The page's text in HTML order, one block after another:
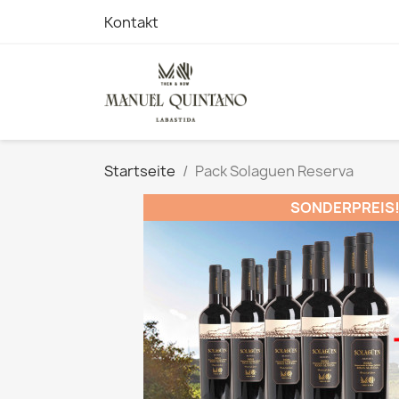
Kontakt
Startseite
Pack Solaguen Reserva
SONDERPREIS!